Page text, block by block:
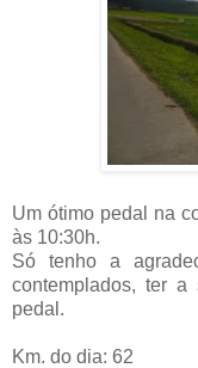
Um ótimo pedal na
às 10:30h.
Só tenho a
contemplados, ter a
pedal.
Km. do dia: 62